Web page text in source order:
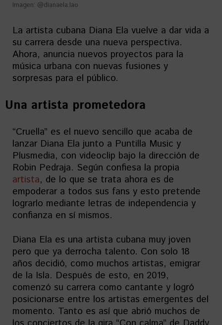
Imagen: @dianaela.lao
La artista cubana Diana Ela vuelve a dar vida a
su carrera desde una nueva perspectiva.
Ahora, anuncia nuevos proyectos para la
música urbana con nuevas fusiones y
sorpresas para el público.
Una artista prometedora
“Cruella” es el nuevo sencillo que acaba de
lanzar Diana Ela junto a Puntilla Music y
Plusmedia, con videoclip bajo la dirección de
Robin Pedraja. Según confiesa la propia
artista, de lo que se trata ahora es de
empoderar a todos sus fans y esto pretende
lograrlo mediante letras de independencia y
confianza en sí mismos.
Diana Ela es una artista cubana muy joven
pero que ya derrocha talento. Con solo 18
años decidió, como muchos artistas, emigrar
de la Isla. Después de esto, en 2019,
comenzó su carrera como cantante y logró
posicionarse entre los artistas emergentes del
momento. Tanto es así que abrió muchos de